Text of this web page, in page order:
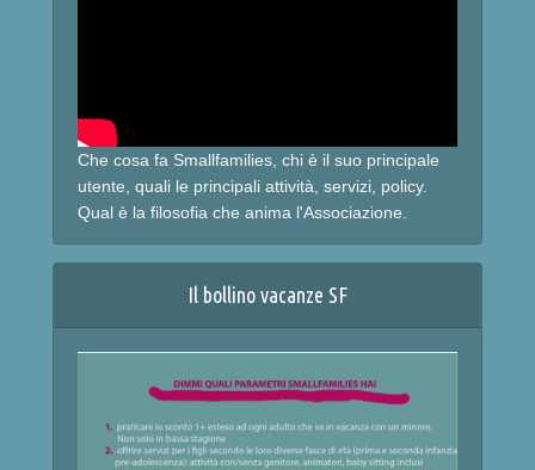
Che cosa fa Smallfamilies, chi è il suo principale
utente, quali le principali attività, servizi, policy.
Qual è la filosofia che anima l'Associazione.
Il bollino vacanze SF